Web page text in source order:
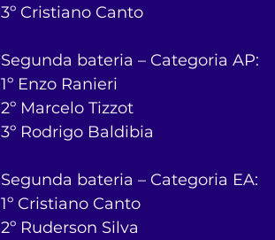
3º Cristiano Canto
Segunda bateria – Categoria AP:
1º Enzo Ranieri
2º Marcelo Tizzot
3º Rodrigo Baldibia
Segunda bateria – Categoria EA:
1º Cristiano Canto
2º Ruderson Silva